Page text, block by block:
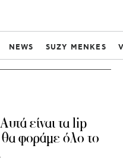
NEWS SUZY MENKES
είναι τα lip
φοράμε όλο το